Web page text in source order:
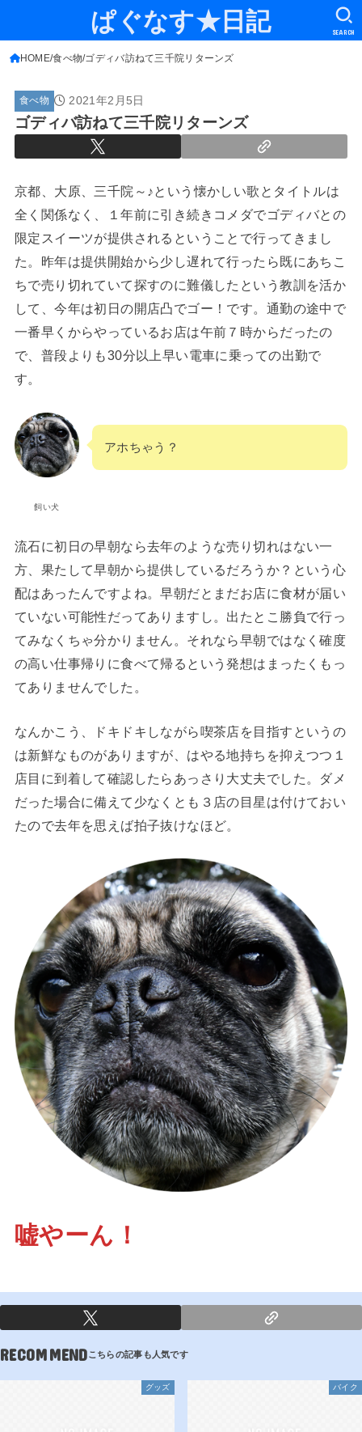
ぱぐなす★日記 SEARCH
HOME 食べ物 ゴディバ訪ねて三千院リターンズ
食べ物 2021年2月5日
ゴディバ訪ねて三千院リターンズ
京都、大原、三千院～♪という懐かしい歌とタイトルは
全く関係なく、１年前に引き続きコメダでゴディバとの
限定スイーツが提供されるということで行ってきまし
た。昨年は提供開始から少し遅れて行ったら既にあちこ
ちで売り切れていて探すのに難儀したという教訓を活か
して、今年は初日の開店凸でゴー！です。通勤の途中で
一番早くからやっているお店は午前７時からだったの
で、普段よりも30分以上早い電車に乗っての出勤で
す。
飼い犬
アホちゃう？
流石に初日の早朝なら去年のような売り切れはない一
方、果たして早朝から提供しているだろうか？という心
配はあったんですよね。早朝だとまだお店に食材が届い
ていない可能性だってありますし。出たとこ勝負で行っ
てみなくちゃ分かりません。それなら早朝ではなく確度
の高い仕事帰りに食べて帰るという発想はまったくもっ
てありませんでした。
なんかこう、ドキドキしながら喫茶店を目指すというの
は新鮮なものがありますが、はやる地持ちを抑えつつ１
店目に到着して確認したらあっさり大丈夫でした。ダメ
だった場合に備えて少なくとも３店の目星は付けておい
たので去年を思えば拍子抜けなほど。
嘘やーん！
RECOMMEND
グッズ バイク